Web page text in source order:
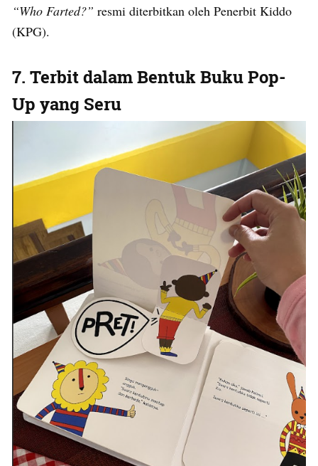
“Who Farted?” resmi diterbitkan oleh Penerbit Kiddo
(KPG).
7. Terbit dalam Bentuk Buku Pop-
Up yang Seru